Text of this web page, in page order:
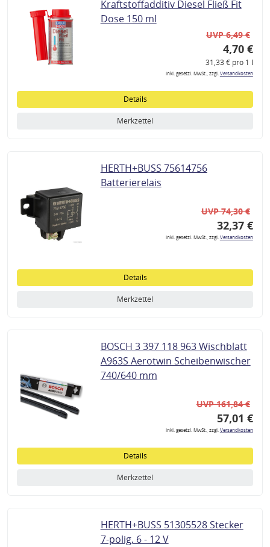
Kraftstoffadditiv Diesel Fließ Fit
Dose 150 ml
UVP 6,49 €
4,70 €
31,33 € pro 1 l
inkl. gesetzl. MwSt., zzgl.Versandkosten
Details
Merkzettel
HERTH+BUSS 75614756
Batterierelais
UVP 74,30 €
32,37 €
inkl. gesetzl. MwSt., zzgl.Versandkosten
Details
Merkzettel
BOSCH 3 397 118 963 Wischblatt
A963S Aerotwin Scheibenwischer
740/640 mm
UVP 161,84 €
57,01 €
inkl. gesetzl. MwSt., zzgl.Versandkosten
Details
Merkzettel
HERTH+BUSS 51305528 Stecker
7-polig, 6 - 12 V